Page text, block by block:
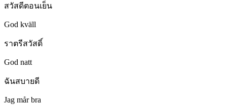
สวัสดีตอนเย็น
God kväll
ราตรีสวัสดิ์
God natt
ฉันสบายดี
Jag mår bra